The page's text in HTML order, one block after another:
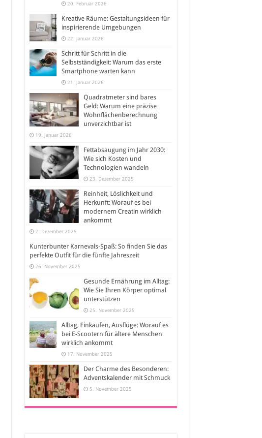
20. Februar 2026
Kreative Räume: Gestaltungsideen für
inspirierende Umgebungen
22. Januar 2026
Schritt für Schritt in die
Selbstständigkeit: Warum das erste
Smartphone warten kann
21. Januar 2026
Quadratmeter sind bares
Geld: Warum eine präzise
Wohnflächenberechnung
unverzichtbar ist
19. Januar 2026
Fettabsaugung im Jahr 2030:
Wie sich Kosten und
Technologien wandeln
23. Dezember 2025
Reinheit, Löslichkeit und
Herkunft: Worauf es bei
modernem Creatin wirklich
ankommt
2. Dezember 2025
Kunterbunter Karnevals-Spaß: So finden Sie das
perfekte Outfit für die fünfte Jahreszeit
26. November 2025
Gesunde Ernährung im Alltag:
Wie Sie Ihren Körper optimal
unterstützen
25. November 2025
Alltag, Einkaufen, Ausflüge: Worauf es
bei E-Scootern für ältere Menschen
wirklich ankommt
17. November 2025
Der Charme des Besonderen:
Adventskalender mit Schmuck
5. November 2025